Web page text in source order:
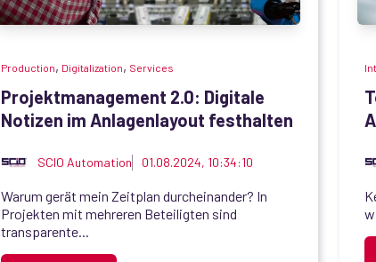
Production, Digitalization, Services
Projektmanagement 2.0: Digitale
Notizen im Anlagenlayout festhalten
SCIO Automation 01.08.2024, 10:34:10
Warum gerät mein Zeitplan durcheinander? In
Projekten mit mehreren Beteiligten sind
transparente...